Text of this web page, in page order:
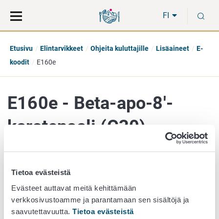
Tietoa evästeistä
Evästeet auttavat meitä kehittämään
verkkosivustoamme ja parantamaan sen sisältöjä ja
saavutettavuutta. Tietoa evästeistä
suoraan
sisältöön
koko
sivuston
FI
Etusivu Elintarvikkeet Ohjeita kuluttajille Lisäaineet
E-
koodit
E160e
E160e - Beta-apo-8'-
karotenaali (C30)
Lisäaineryhmä
Elintarvikevärit
Väri Oranssi-punainen